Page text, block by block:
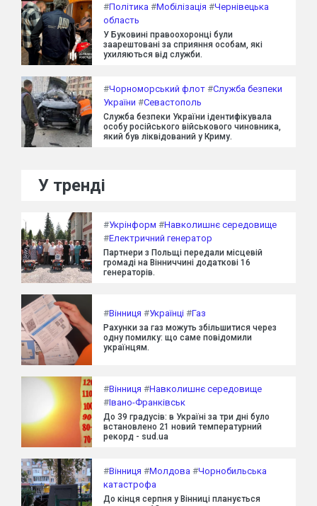
#Політика #Мобілізація #Чернівецька
область
У Буковині правоохоронці були
заарештовані за сприяння особам, які
ухиляються від служби.
#Чорноморський флот #Служба безпеки
України #Севастополь
Служба безпеки України ідентифікувала
особу російського військового чиновника,
який був ліквідований у Криму.
У тренді
#Укрінформ #Навколишнє середовище
#Електричний генератор
Партнери з Польщі передали місцевій
громаді на Вінниччині додаткові 16
генераторів.
#Вінниця #Українці #Газ
Рахунки за газ можуть збільшитися через
одну помилку: що саме повідомили
українцям.
#Вінниця #Навколишнє середовище
#Івано-Франківськ
До 39 градусів: в Україні за три дні було
встановлено 21 новий температурний
рекорд - sud.ua
#Вінниця #Молдова #Чорнобильська
катастрофа
До кінця серпня у Вінниці планується